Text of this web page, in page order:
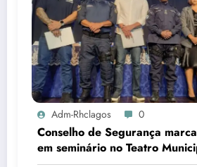
Adm-Rhclagos 0
Conselho de Segurança
em seminário no Teatro